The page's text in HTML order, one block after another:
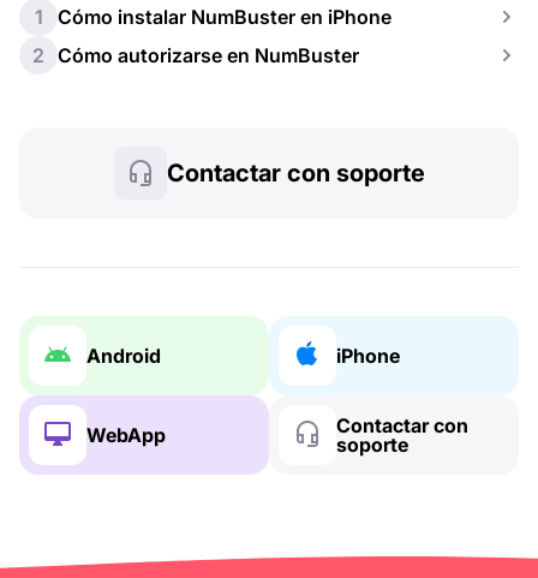
1
Cómo instalar NumBuster en iPhone
2 Cómo autorizarse en NumBuster
Contactar con soporte
Android iPhone
WebApp
Contactar con
soporte